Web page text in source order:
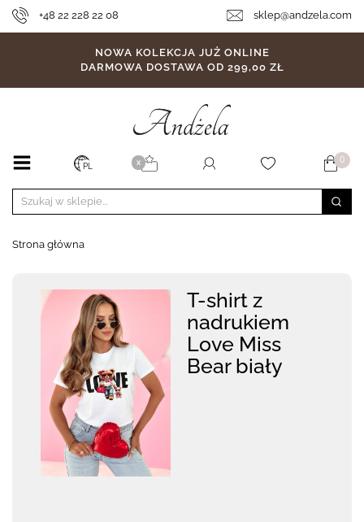
+48 22 228 22 08 sklep@andzela.com
NOWA KOLEKCJA JUŻ ONLINE
DARMOWA DOSTAWA OD 299,00 ZŁ
PL X 0
Strona główna
T-shirt z
nadrukiem
Love Miss
Bear biały